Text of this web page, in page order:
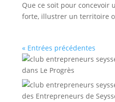
Que ce soit pour concevoir
forte, illustrer un territoire
« Entrées précédentes
dans Le Progrès
des Entrepreneurs de